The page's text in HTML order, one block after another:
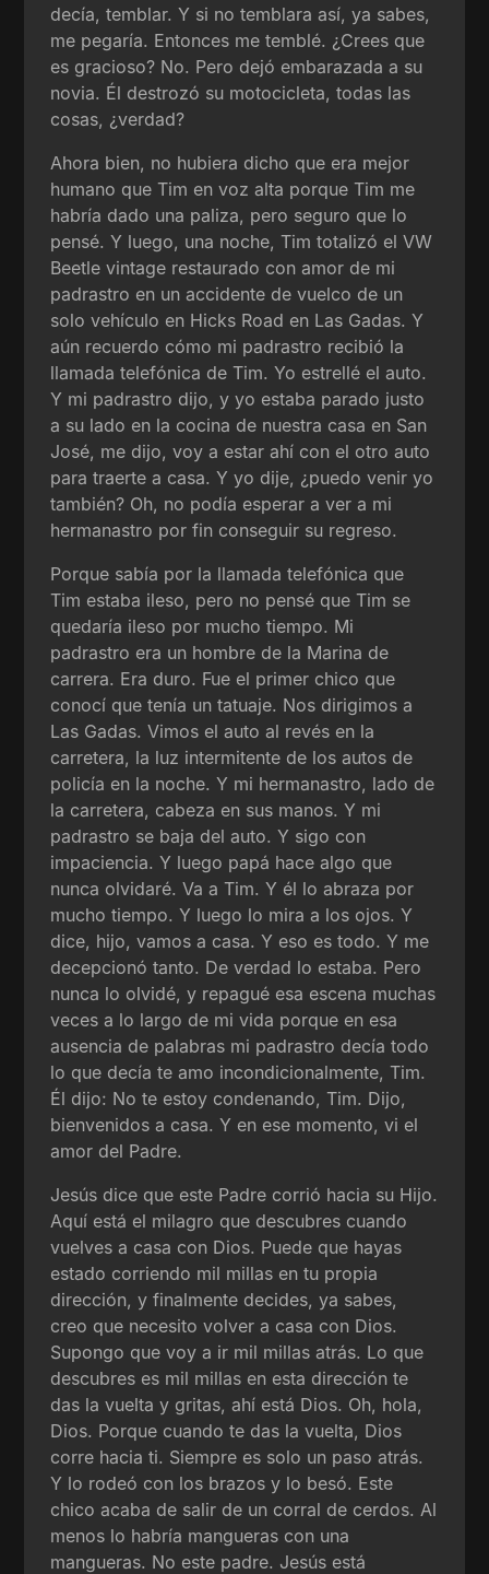
decía, temblar. Y si no temblara así, ya sabes,
me pegaría. Entonces me temblé. ¿Crees que
es gracioso? No. Pero dejó embarazada a su
novia. Él destrozó su motocicleta, todas las
cosas, ¿verdad?
Ahora bien, no hubiera dicho que era mejor
humano que Tim en voz alta porque Tim me
habría dado una paliza, pero seguro que lo
pensé. Y luego, una noche, Tim totalizó el VW
Beetle vintage restaurado con amor de mi
padrastro en un accidente de vuelco de un
solo vehículo en Hicks Road en Las Gadas. Y
aún recuerdo cómo mi padrastro recibió la
llamada telefónica de Tim. Yo estrellé el auto.
Y mi padrastro dijo, y yo estaba parado justo
a su lado en la cocina de nuestra casa en San
José, me dijo, voy a estar ahí con el otro auto
para traerte a casa. Y yo dije, ¿puedo venir yo
también? Oh, no podía esperar a ver a mi
hermanastro por fin conseguir su regreso.
Porque sabía por la llamada telefónica que
Tim estaba ileso, pero no pensé que Tim se
quedaría ileso por mucho tiempo. Mi
padrastro era un hombre de la Marina de
carrera. Era duro. Fue el primer chico que
conocí que tenía un tatuaje. Nos dirigimos a
Las Gadas. Vimos el auto al revés en la
carretera, la luz intermitente de los autos de
policía en la noche. Y mi hermanastro, lado de
la carretera, cabeza en sus manos. Y mi
padrastro se baja del auto. Y sigo con
impaciencia. Y luego papá hace algo que
nunca olvidaré. Va a Tim. Y él lo abraza por
mucho tiempo. Y luego lo mira a los ojos. Y
dice, hijo, vamos a casa. Y eso es todo. Y me
decepcionó tanto. De verdad lo estaba. Pero
nunca lo olvidé, y repagué esa escena muchas
veces a lo largo de mi vida porque en esa
ausencia de palabras mi padrastro decía todo
lo que decía te amo incondicionalmente, Tim.
Él dijo: No te estoy condenando, Tim. Dijo,
bienvenidos a casa. Y en ese momento, vi el
amor del Padre.
Jesús dice que este Padre corrió hacia su Hijo.
Aquí está el milagro que descubres cuando
vuelves a casa con Dios. Puede que hayas
estado corriendo mil millas en tu propia
dirección, y finalmente decides, ya sabes,
creo que necesito volver a casa con Dios.
Supongo que voy a ir mil millas atrás. Lo que
descubres es mil millas en esta dirección te
das la vuelta y gritas, ahí está Dios. Oh, hola,
Dios. Porque cuando te das la vuelta, Dios
corre hacia ti. Siempre es solo un paso atrás.
Y lo rodeó con los brazos y lo besó. Este
chico acaba de salir de un corral de cerdos. Al
menos lo habría mangueras con una
mangueras. No este padre. Jesús está